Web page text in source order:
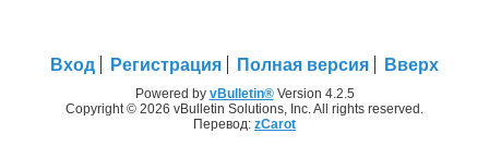
Вход Регистрация Полная версия Вверх
Powered by vBulletin®Version 4.2.5
Copyright © 2026 vBulletin Solutions, Inc. All rights reserved.
Перевод: zCarot